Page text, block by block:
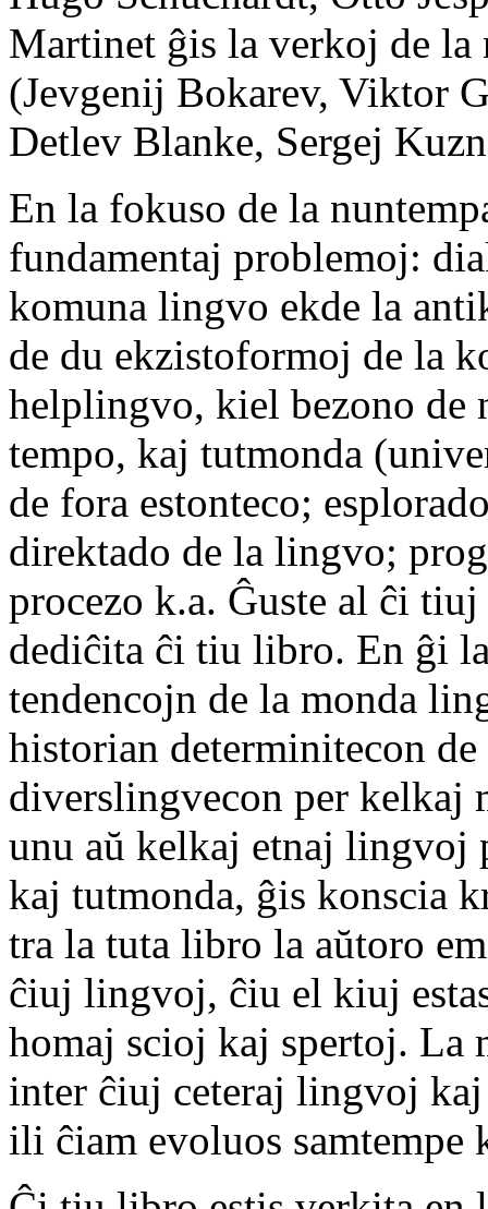
Martinet ĝis la verkoj de
(Jevgenij Bokarev, Viktor
Detlev Blanke, Sergej
En la fokuso de la
fundamentaj problemoj:
komuna lingvo ekde la
de du ekzistoformoj de la
helplingvo, kiel bezono de
tempo, kaj tutmonda
de fora estonteco;
direktado de la lingvo;
procezo k.a. Ĝuste al ĉi
dediĉita ĉi tiu libro. En ĝi
tendencojn de la monda
historian determinitecon
diverslingvecon per kelkaj
unu aŭ kelkaj etnaj lingvoj
kaj tutmonda, ĝis konscia
tra la tuta libro la aŭtoro
ĉiuj lingvoj, ĉiu el kiuj
homaj scioj kaj spertoj. La
inter ĉiuj ceteraj lingvoj
ili ĉiam evoluos samtempe